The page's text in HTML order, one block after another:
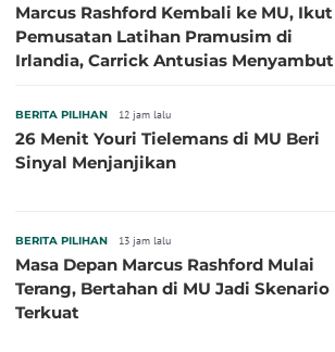
Marcus Rashford Kembali ke MU, Ikut
Pemusatan Latihan Pramusim di
Irlandia, Carrick Antusias Menyambut
BERITA PILIHAN 12 jam lalu
26 Menit Youri Tielemans di MU Beri
Sinyal Menjanjikan
BERITA PILIHAN 13 jam lalu
Masa Depan Marcus Rashford Mulai
Terang, Bertahan di MU Jadi Skenario
Terkuat